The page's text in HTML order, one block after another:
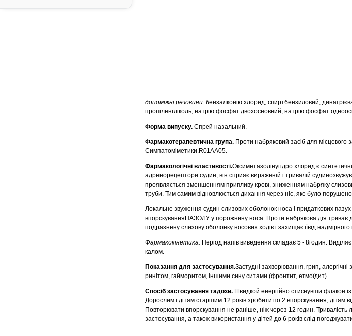
допоміжні речовини: бензалконію хлорид, спиртбензиловий,
пропіленгліколь, натрію фосфат двохосновний, натрію фосфат
Форма випуску. Спрей назальний.
Фармакотерапевтична група. Проти набряковий засіб для
Симпатоміметики.R01AA05.
Фармакологічні властивості.Оксиметазолінугідро хлорид є
адренорецептори судин, він сприяє вираженій і тривалій
проявляється зменшенням припливу крові, зниженням набряку
труби. Тим самим відновлюється дихання через ніс, яке було
Локальне звуження судин слизових оболонок носа і придаткових
впорскуванняНАЗОЛУ у порожнину носа. Проти набрякова дія триває
подразнену слизову оболонку носових ходів і захищає їївід
Фармакокінетика. Період напів виведення складає 5 - 8годин.
калом.
Показання для застосування.Застудні захворювання, грип,
ринітом, гайморитом, іншими сину ситами (фронтит, етмоїдит).
Спосіб застосування тадози. Швидкой енергійно стиснувши флакон
Дорослим і дітям старшим 12 років зробити по 2 впорскування, дітям
Повторювати впорскування не раніше, ніж через 12 годин. Тривалість
застосування, а також використання у дітей до 6 років слід